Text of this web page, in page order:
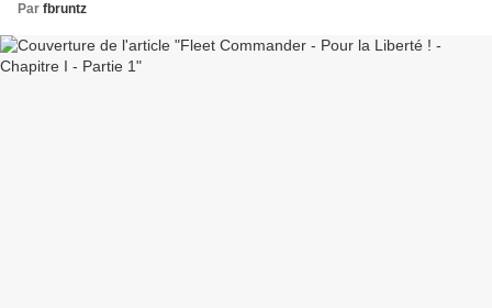
Par fbruntz